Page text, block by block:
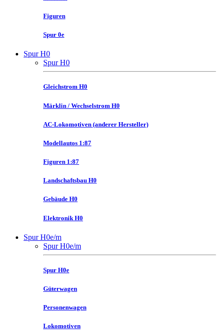
Figuren
Spur 0e
Spur H0
Spur H0
Gleichstrom H0
Märklin / Wechselstrom H0
AC-Lokomotiven (anderer Hersteller)
Modellautos 1:87
Figuren 1:87
Landschaftsbau H0
Gebäude H0
Elektronik H0
Spur H0e/m
Spur H0e/m
Spur H0e
Güterwagen
Personenwagen
Lokomotiven